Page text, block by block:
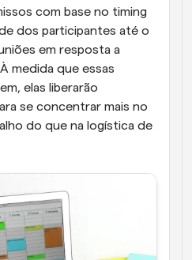
com base no timing
dos participantes até o
em resposta a
medida que essas
elas liberarão
se concentrar mais no
do que na logística de